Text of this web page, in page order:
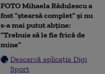
FOTO Mihaela Rădulescu a
fost ”ștearsă complet” și nu
s-a mai putut abține:
”Trebuie să le fie frică de
mine”
Descarcă aplicația Digi
Sport